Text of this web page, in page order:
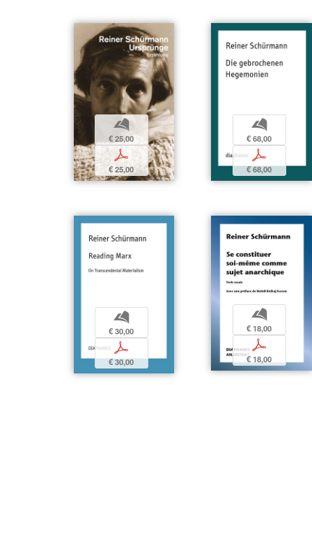
b
€ 25,00
p
€ 25,00
b
€ 68,00
p
€ 68,00
b
€ 30,00
p
€ 30,00
b
€ 18,00
p
€ 18,00